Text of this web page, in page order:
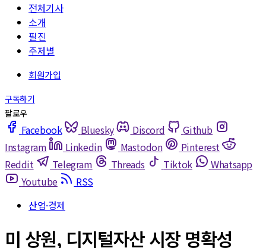
전체기사
소개
필진
주제별
Facebook Bluesky Discord
Github
Instagram
Linkedin Mastodon
Pinterest
Reddit
Telegram Threads Tiktok
Whatsapp
Youtube
RSS
산업·경제
미 상원, 디지털자산 시장 명확성